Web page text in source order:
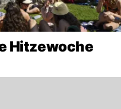
Hitzewoche